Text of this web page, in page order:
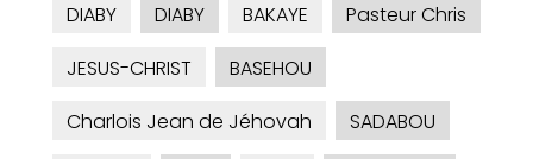
DIABY
DIABY BAKAYE
Pasteur Chris
JESUS-CHRIST
BASEHOU
Charlois Jean de Jéhovah
SADABOU